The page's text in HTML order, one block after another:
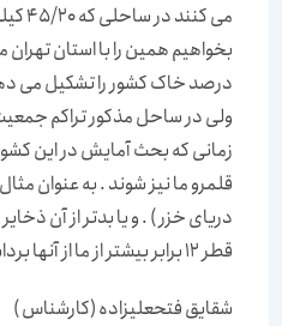
می کنند در
زمانی که بحث آمایش در این
قلمرو ما نیز شوند . به عنوان مثال
دریای خزر ) . و یا بدتر از آن
قطر 12 برابر بیشتر از ما از آنها برداشت می کند .
شقایق فتحعلیزاده (کارشناس )